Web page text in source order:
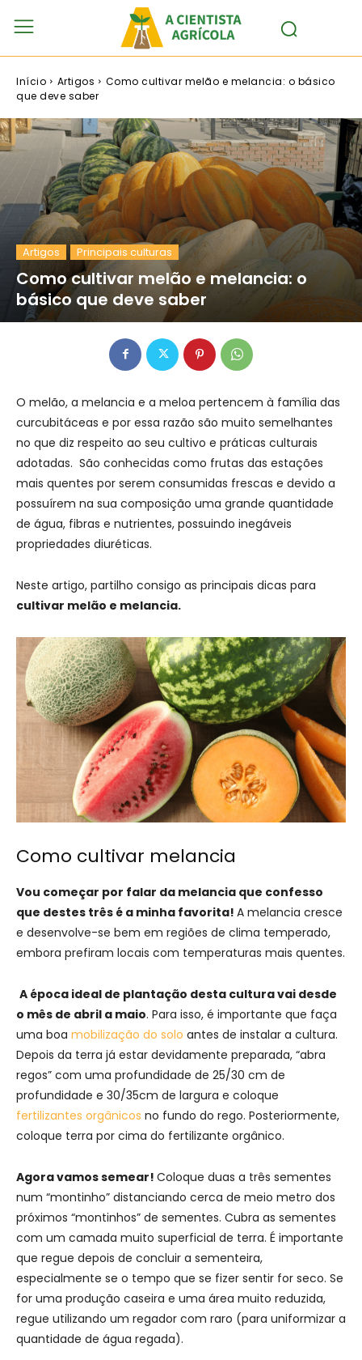
Início Artigos
Como cultivar melão e melancia: o básico
que deve saber
Artigos Principais culturas
Como cultivar melão e melancia: o
básico que deve saber
O melão, a melancia e a meloa pertencem à família das
curcubitáceas e por essa razão são muito semelhantes
no que diz respeito ao seu cultivo e práticas culturais
adotadas. São conhecidas como frutas das estações
mais quentes por serem consumidas frescas e devido a
possuírem na sua composição uma grande quantidade
de água, fibras e nutrientes, possuindo inegáveis
propriedades diuréticas.
Neste artigo, partilho consigo as principais dicas para
cultivar melão e melancia.
Como cultivar melancia
Vou começar por falar da melancia que confesso
que destes três é a minha favorita! A melancia cresce
e desenvolve-se bem em regiões de clima temperado,
embora prefiram locais com temperaturas mais quentes.
A época ideal de plantação desta cultura vai desde
o mês de abril a maio. Para isso, é importante que faça
uma boa mobilização do solo antes de instalar a cultura.
Depois da terra já estar devidamente preparada, “abra
regos” com uma profundidade de 25/30 cm de
profundidade e 30/35cm de largura e coloque
fertilizantes orgânicos no fundo do rego. Posteriormente,
coloque terra por cima do fertilizante orgânico.
Agora vamos semear! Coloque duas a três sementes
num “montinho” distanciando cerca de meio metro dos
próximos “montinhos” de sementes. Cubra as sementes
com um camada muito superficial de terra. É importante
que regue depois de concluir a sementeira,
especialmente se o tempo que se fizer sentir for seco. Se
for uma produção caseira e uma área muito reduzida,
regue utilizando um regador com raro (para uniformizar a
quantidade de água regada).